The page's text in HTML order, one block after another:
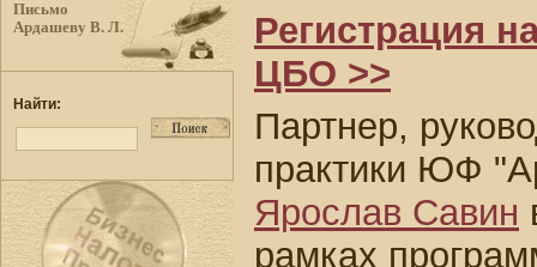
Письмо
Ардашеву В. Л.
Найти:
Регистрация
ЦБО >>
Партнер,
практики ЮФ
Ярослав Савин
рамках